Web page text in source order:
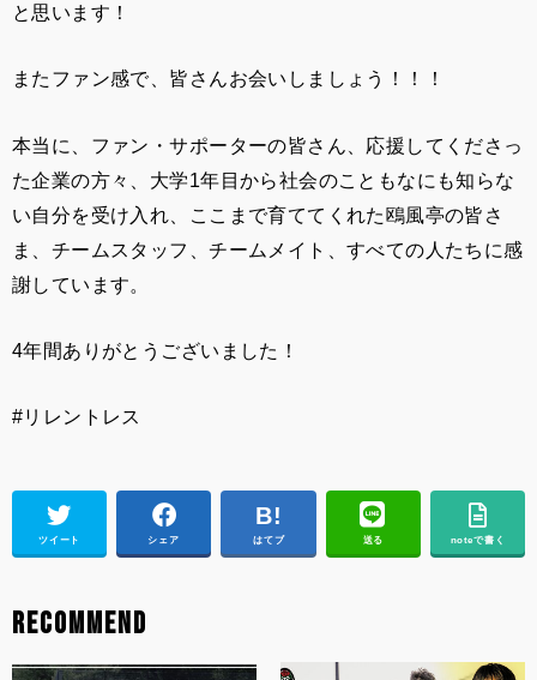
と思います！
またファン感で、皆さんお会いしましょう！！！
本当に、ファン・サポーターの皆さん、応援してくださっ
た企業の方々、大学1年目から社会のこともなにも知らな
い自分を受け入れ、ここまで育ててくれた鴎風亭の皆さ
ま、チームスタッフ、チームメイト、すべての人たちに感
謝しています。
4年間ありがとうございました！
#リレントレス
ツイート シェア はてブ 送る noteで書く
RECOMMEND